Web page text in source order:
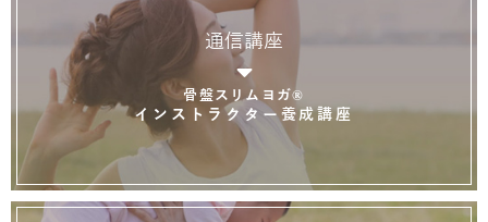
通信講座
骨盤スリムヨガ®
インストラクター養成講座